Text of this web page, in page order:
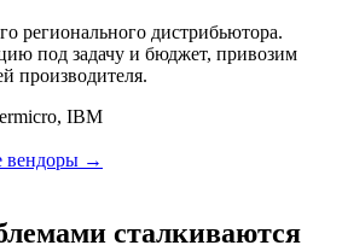
регионального дистрибьютора.
под задачу и бюджет, привозим
производителя.
IBM
вендоры →
сталкиваются